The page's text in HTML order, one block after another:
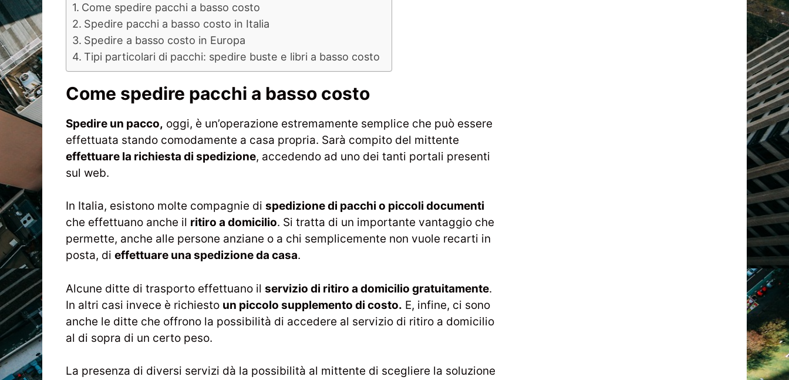
Come spedire pacchi a basso costo
Spedire pacchi a basso costo in Italia
Spedire a basso costo in Europa
Tipi particolari di pacchi: spedire buste e libri a basso costo
Come spedire pacchi a basso costo
Spedire un pacco, oggi, è un’operazione estremamente semplice che può essere
effettuata stando comodamente a casa propria. Sarà compito del mittente
effettuare la richiesta di spedizione, accedendo ad uno dei tanti portali presenti
sul web.
In Italia, esistono molte compagnie di spedizione di pacchi o piccoli documenti
che effettuano anche il ritiro a domicilio. Si tratta di un importante vantaggio che
permette, anche alle persone anziane o a chi semplicemente non vuole recarti in
posta, di effettuare una spedizione da casa.
Alcune ditte di trasporto effettuano il servizio di ritiro a domicilio gratuitamente.
In altri casi invece è richiesto un piccolo supplemento di costo. E, infine, ci sono
anche le ditte che offrono la possibilità di accedere al servizio di ritiro a domicilio
al di sopra di un certo peso.
La presenza di diversi servizi dà la possibilità al mittente di scegliere la soluzione